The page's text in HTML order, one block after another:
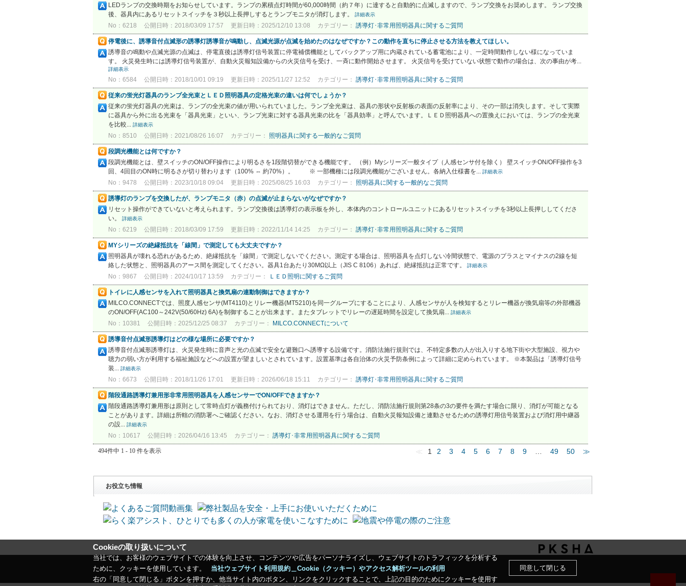
LEDランプの交換時期をお知らせしています。ランプの累積点灯時間が60,000時間（約７年）に達すると自動的に点滅しますので、ランプ交換をお奨めします。 ランプ交換
後、器具内にあるリセットスイッチを３秒以上長押しするとランプモニタが消灯します。
詳細表示
No：6218 公開日時：2018/03/09 17:57 更新日時：2025/12/10 13:08 カテゴリー： 誘導灯･非常用照明器具に関するご質問
停電後に、誘導音付点滅形の誘導灯誘導音が鳴動し、点滅光源が点滅を始めたのはなぜですか？この動作を直ちに停止させる方法を教えてほしい。
誘導音の鳴動や点滅光源の点滅は、停電直後は誘導灯信号装置に停電補償機能としてバックアップ用に内蔵されている蓄電池により、一定時間動作しない様になっていま
す。 火災発生時には誘導灯信号装置が、自動火災報知設備からの火災信号を受け、一斉に動作開始させます。 火災信号を受けていない状態で動作の場合は、次の事由が考...
詳細表示
No：6584 公開日時：2018/10/01 09:19 更新日時：2025/11/27 12:52 カテゴリー： 誘導灯･非常用照明器具に関するご質問
従来の蛍光灯器具のランプ全光束とＬＥＤ照明器具の定格光束の違いは何でしょうか？
従来の蛍光灯器具の光束は、ランプの全光束の値が用いられていました。ランプ全光束は、器具の形状や反射板の表面の反射率により、その一部は消失します。そして実際
に器具から外に出る光束を「器具光束」といい、ランプ光束に対する器具光束の比を「器具効率」と呼んでいます。ＬＥＤ照明器具への置換えにおいては、ランプの全光束
を比較... 詳細表示
No：8510 公開日時：2021/08/26 16:07 カテゴリー： 照明器具に関する一般的なご質問
段調光機能とは何ですか？
段調光機能とは、壁スイッチのON/OFF操作により明るさを1段階切替ができる機能です。 （例）Myシリーズ一般タイプ（人感センサ付を除く） 壁スイッチON/OFF操作を3
回、4回目のON時に明るさが切り替わります（100% ⇔ 約70%）。 ※ 一部機種には段調光機能がございません。各納入仕様書を... 詳細表示
No：9478 公開日時：2023/10/18 09:04 更新日時：2025/08/25 16:03 カテゴリー： 照明器具に関する一般的なご質問
誘導灯のランプを交換したが、ランプモニタ（赤）の点滅が止まらないがなぜですか？
リセット操作ができていないと考えられます。ランプ交換後は誘導灯の表示板を外し、本体内のコントロールユニットにあるリセットスイッチを3秒以上長押ししてくださ
い。
詳細表示
No：6219 公開日時：2018/03/09 17:59 更新日時：2022/11/14 14:25 カテゴリー： 誘導灯･非常用照明器具に関するご質問
MYシリーズの絶縁抵抗を「線間」で測定しても大丈夫ですか？
照明器具が壊れる恐れがあるため、絶縁抵抗を「線間」で測定しないでください。測定する場合は、照明器具を点灯しない冷間状態で、電源のプラスとマイナスの2線を短
絡した状態と、照明器具のアース間を測定してください。器具1台あたり30MΩ以上（JIS C 8106）あれば、絶縁抵抗は正常です。
詳細表示
No：9867 公開日時：2024/10/17 13:59 カテゴリー： ＬＥＤ照明に関するご質問
トイレに人感センサを入れて照明器具と換気扇の連動制御はできますか？
MILCO.CONNECTでは、照度人感センサ(MT4110)とリレー機器(MT5210)を同一グループにすることにより、人感センサが人を検知するとリレー機器が換気扇等の外部機器
のON/OFF(AC100～242V(50/60Hz) 6A)を制御することが出来ます。またタブレットでリレーの遅延時間を設定して換気扇... 詳細表示
No：10381 公開日時：2025/12/25 08:37 カテゴリー： MILCO.CONNECTについて
誘導音付点滅形誘導灯はどの様な場所に必要ですか？
誘導音付点滅形誘導灯は、火災発生時に音声と光の点滅で安全な避難口へ誘導する設備です。消防法施行規則では、不特定多数の人が出入りする地下街や大型施設、視力や
聴力の弱い方が利用する福祉施設などへの設置が望ましいとされています。設置基準は各自治体の火災予防条例によって詳細に定められています。 ※本製品は「誘導灯信号
装... 詳細表示
No：6673 公開日時：2018/11/26 17:01 更新日時：2026/06/18 15:11 カテゴリー： 誘導灯･非常用照明器具に関するご質問
階段通路誘導灯兼用形非常用照明器具を人感センサーでON/OFFできますか？
階段通路誘導灯兼用形は原則として常時点灯が義務付けられており、消灯はできません。ただし、消防法施行規則第28条の3の要件を満たす場合に限り、消灯が可能となる
ことがあります。詳細は所轄の消防署へご確認ください。なお、消灯させる運用を行う場合は、自動火災報知設備と連動させるための誘導灯用信号装置および消灯用中継器
の設... 詳細表示
No：10617 公開日時：2026/04/16 13:45 カテゴリー： 誘導灯･非常用照明器具に関するご質問
494件中 1 - 10 件を表示 ≪ 1 2 3 4 5 6 7 8 9 49 50 ≫
お役立ち情報
Cookieの取り扱いについて
当社では、お客様のウェブサイトでの体験を向上させ、コンテンツや広告をパーソナライズし、ウェブサイトのトラフィックを分析する
ために、クッキーを使用しています。
当社ウェブサイト利用規約＿Cookie（クッキー）やアクセス解析ツールの利用
右の「同意して閉じる」ボタンを押すか、他当サイト内のボタン、リンクをクリックすることで、上記の目的のためにクッキーを使用す
同意して閉じる